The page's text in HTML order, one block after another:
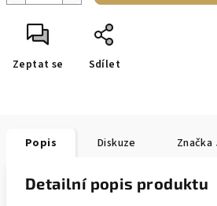
Zeptat se Sdílet
Popis Diskuze Značka
Detailní popis produktu